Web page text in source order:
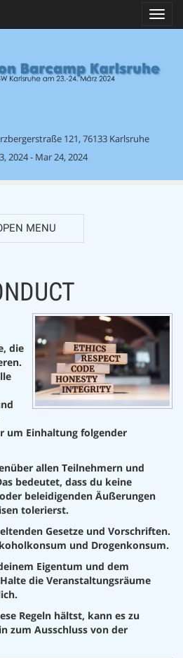
121, 76133 Karlsruhe
2024 - Mar 24, 2024
MENU
die
um Einhaltung folgender
allen Teilnehmern und
bedeutet, dass du keine
beleidigenden Äußerungen
tolerierst.
Gesetze und Vorschriften.
und Drogenkonsum.
Eigentum und dem
die Veranstaltungsräume
Regeln hältst, kann es zu
zum Ausschluss von der